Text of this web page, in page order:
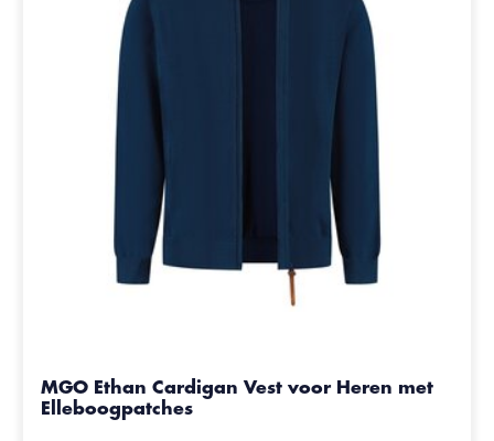
MGO Ethan Cardigan Vest voor Heren met
Elleboogpatches